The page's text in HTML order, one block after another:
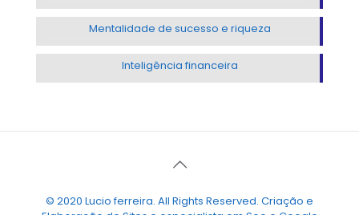
Mentalidade de sucesso e riqueza
Inteligência financeira
© 2020 Lucio ferreira. All Rights Reserved. Criação e